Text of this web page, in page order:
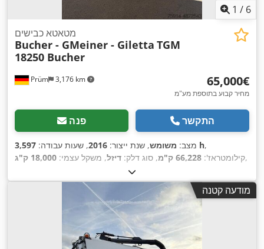
1 / 6
Prüm 3,176 km
מטאטא כבישים
Bucher - GMeiner - Giletta TGM
18250 Bucher
‏65,000 ‏€
מחיר קבוע בתוספת מע"מ
פנה התקשר
מצב: משומש, שנת ייצור: 2016, שעות עבודה: 3,597 h,
קילומטראז': 66,228 ק"מ , סוג דלק: דיזל, משקל עצמי: 18,000 ק"ג ,
מודעה קטנה